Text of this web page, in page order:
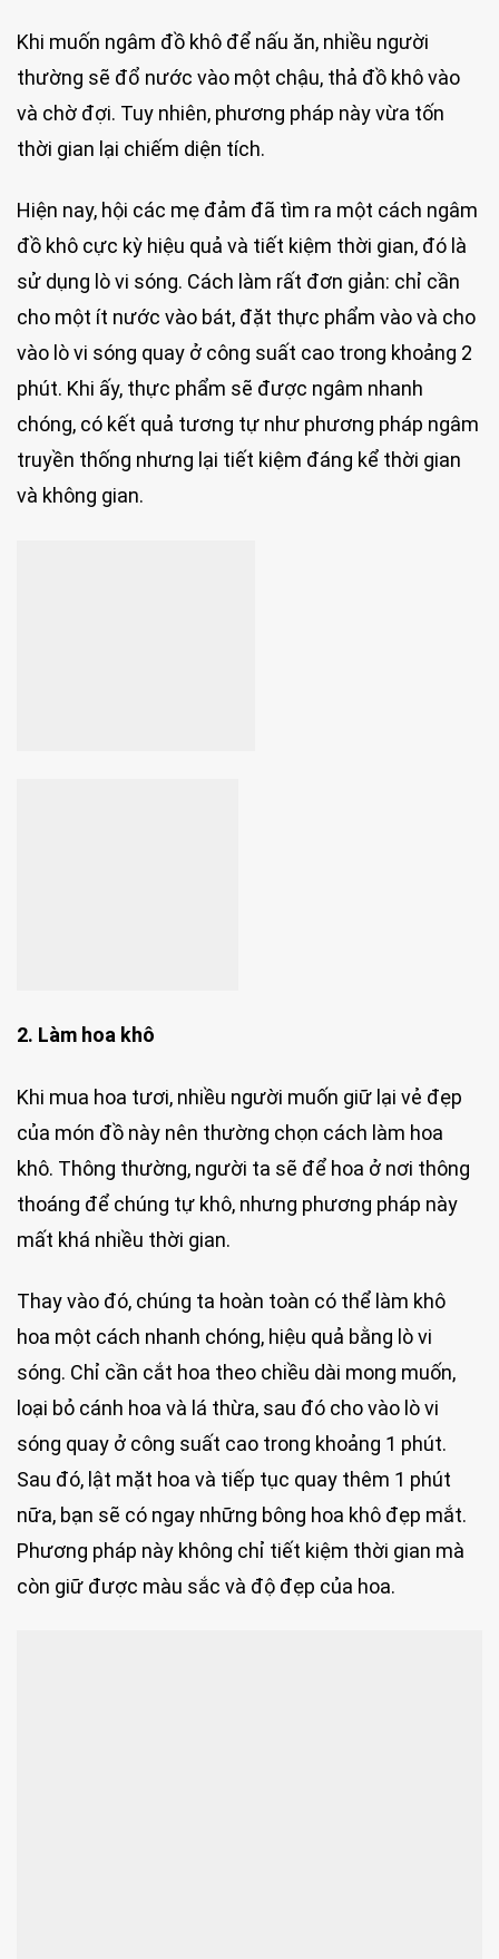
Khi muốn ngâm đồ khô để nấu ăn, nhiều người
thường sẽ đổ nước vào một chậu, thả đồ khô vào
và chờ đợi. Tuy nhiên, phương pháp này vừa tốn
thời gian lại chiếm diện tích.
Hiện nay, hội các mẹ đảm đã tìm ra một cách ngâm
đồ khô cực kỳ hiệu quả và tiết kiệm thời gian, đó là
sử dụng lò vi sóng. Cách làm rất đơn giản: chỉ cần
cho một ít nước vào bát, đặt thực phẩm vào và cho
vào lò vi sóng quay ở công suất cao trong khoảng 2
phút. Khi ấy, thực phẩm sẽ được ngâm nhanh
chóng, có kết quả tương tự như phương pháp ngâm
truyền thống nhưng lại tiết kiệm đáng kể thời gian
và không gian.
2. Làm hoa khô
Khi mua hoa tươi, nhiều người muốn giữ lại vẻ đẹp
của món đồ này nên thường chọn cách làm hoa
khô. Thông thường, người ta sẽ để hoa ở nơi thông
thoáng để chúng tự khô, nhưng phương pháp này
mất khá nhiều thời gian.
Thay vào đó, chúng ta hoàn toàn có thể làm khô
hoa một cách nhanh chóng, hiệu quả bằng lò vi
sóng. Chỉ cần cắt hoa theo chiều dài mong muốn,
loại bỏ cánh hoa và lá thừa, sau đó cho vào lò vi
sóng quay ở công suất cao trong khoảng 1 phút.
Sau đó, lật mặt hoa và tiếp tục quay thêm 1 phút
nữa, bạn sẽ có ngay những bông hoa khô đẹp mắt.
Phương pháp này không chỉ tiết kiệm thời gian mà
còn giữ được màu sắc và độ đẹp của hoa.